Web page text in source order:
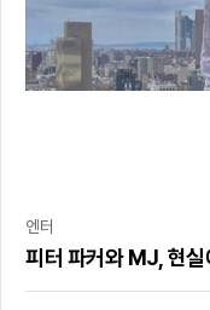
엔터
피터 파커와 MJ, 현실